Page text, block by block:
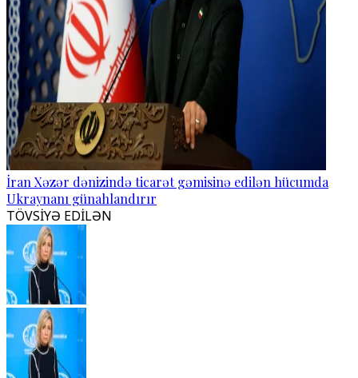
İran Xəzər dənizində ticarət gəmisinə edilən hücumda
Ukraynanı günahlandırır
TÖVSİYƏ EDİLƏN